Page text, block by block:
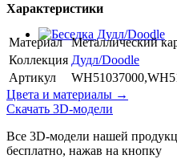
Характеристики
Материал
Металлический
Коллекция Дудл/Doodle
Артикул
Цвета и материалы →
Скачать 3D-модели
Все 3D-модели нашей
бесплатно, нажав на кнопку